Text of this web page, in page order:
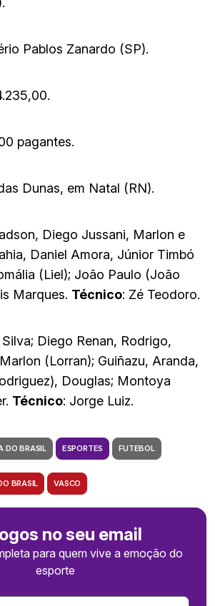
Pablos Zanardo (SP).
pagantes.
Dunas, em Natal (RN).
Diego Jussani, Marlon e
Daniel Amora, Júnior Timbó
(Liel); João Paulo (João
Marques. Técnico: Zé Teodoro.
Diego Renan, Rodrigo,
(Lorran); Guiñazu, Aranda,
Douglas; Montoya
Técnico: Jorge Luiz.
DO BRASIL ESPORTES FUTEBOL
BRASIL VASCO
no seu email
para quem vive a emoção do
esporte